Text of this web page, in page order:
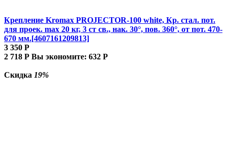
Крепление Kromax PROJECTOR-100 white, Кр. стал. пот.
для проек. max 20 кг, 3 ст св., нак. 30°, пов. 360°, от пот. 470-
670 мм.[4607161209813]
3 350 Р
2 718 Р Вы экономите: 632 Р
Скидка 19%